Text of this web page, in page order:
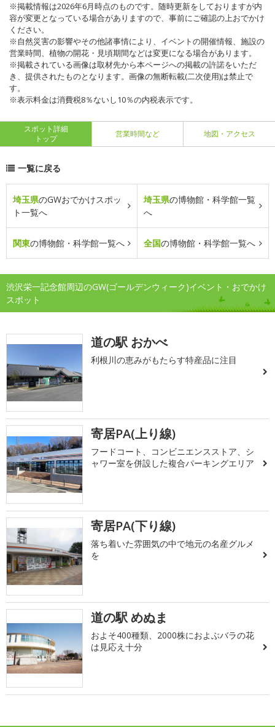
※掲載情報は2026年6月時点のものです。随時更新をしておりますが内
容が変更となっている場合がありますので、事前にご確認の上おでかけ
ください。
※自然災害の影響やその他諸事情により、イベントの開催情報、施設の
営業時間、植物の開花・見頃期間などは変更になる場合があります。
※掲載されている画像は取材先から本ページへの掲載の許諾をいただ
き、提供されたものとなります。画像の無断転載(二次使用)は禁止で
す。
※表示料金は消費税8％ないし10％の内税表示です。
スポット詳細
トップ
営業時間など 地図・アクセス
一覧に戻る
埼玉県のGWおでかけスポッ
ト一覧へ
埼玉県の博物館・科学館一覧
へ
関東の博物館・科学館一覧へ 全国の博物館・科学館一覧へ
渋沢栄一記念館周辺のGW(ゴールデンウィーク)イベント・おでかけ
スポット
道の駅 おかべ
利根川の恵みがもたらす特産品に注目
寄居PA(上り線)
フードコート、コンビニエンスストア、シ
ャワー室を併設した複合パーキングエリア
寄居PA(下り線)
落ち着いた雰囲気の中で地元の名産グルメ
を
道の駅 めぬま
およそ400種類、2000株におよぶバラの花
は見応え十分